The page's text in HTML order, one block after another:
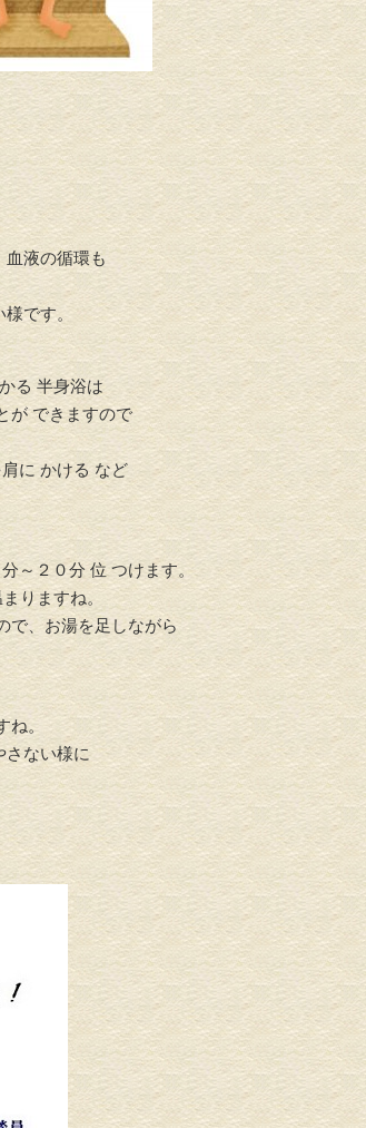
の循環も
です。
半身浴は
できますので
かける など
０分 位 つけます。
ますね。
お湯を足しながら
。
い様に
フォーム・バリアフリ
ーリフォーム
水回りリ